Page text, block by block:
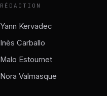
RÉDACTION
Yann Kervadec
Inès Carballo
Malo Estournet
Nora Valmasque